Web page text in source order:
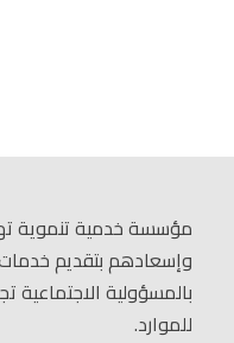
مؤسسة خدمية تنموية
وإسعادهم بتقديم
بالمسؤولية الاجتماعية
للموارد.